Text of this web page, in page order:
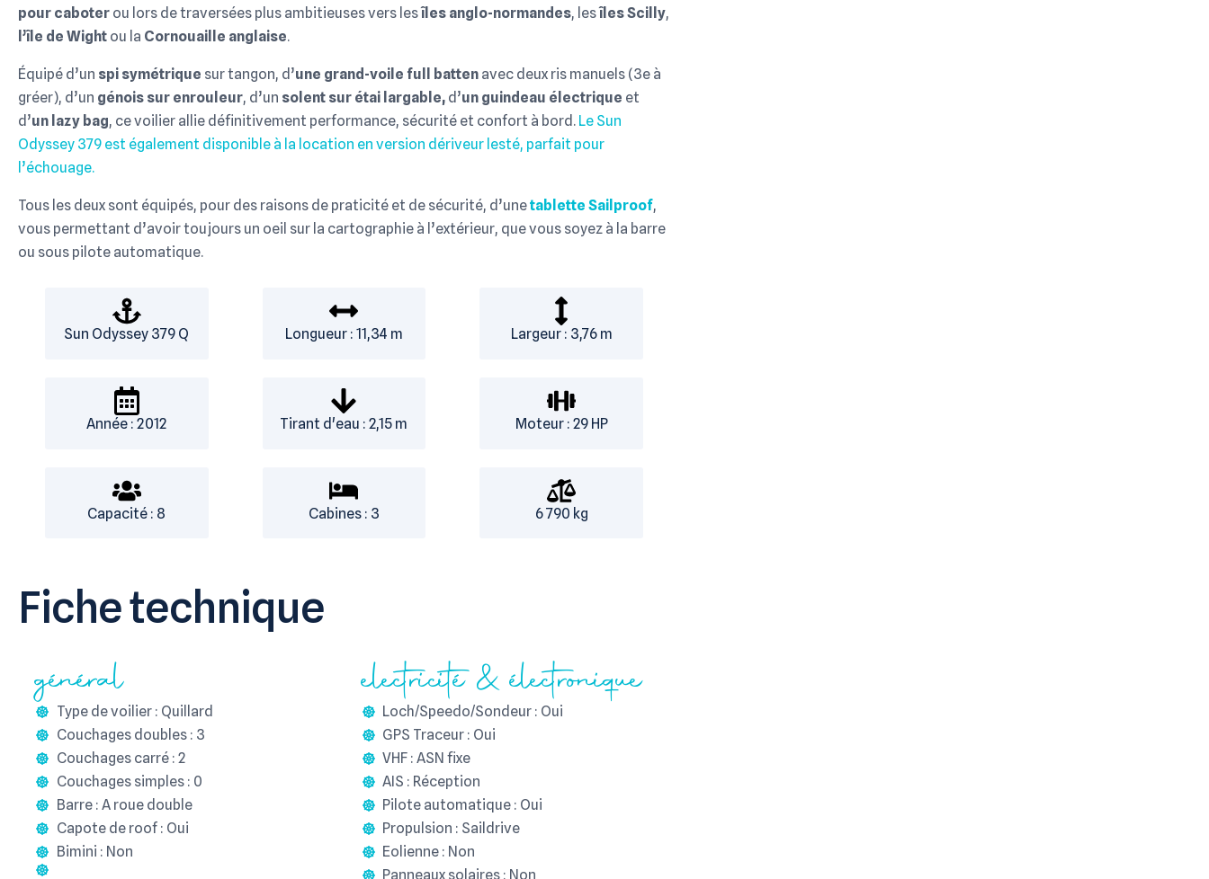
pour caboter ou lors de traversées plus ambitieuses vers lesîles anglo-normandes, lesîles Scilly,
l’île de Wight ou la Cornouaille anglaise.
Équipé d’un spi symétrique sur tangon, d’une grand-voile full batten avec deux ris manuels (3e à
gréer), d’un génois sur enrouleur, d’un solent sur étai largable, d’un guindeau électrique et
d’un lazy bag, ce voilier allie définitivement performance, sécurité et confort à bord. Le Sun
Odyssey 379 est également disponible à la location en version dériveur lesté, parfait pour
l’échouage.
Tous les deux sont équipés, pour des raisons de praticité et de sécurité, d’unetablette Sailproof,
vous permettant d’avoir toujours un oeil sur la cartographie à l’extérieur, que vous soyez à la barre
ou sous pilote automatique.
Sun Odyssey 379 Q Longueur : 11,34 m Largeur : 3,76 m
Année : 2012 Tirant d'eau : 2,15 m Moteur : 29 HP
Capacité : 8 Cabines : 3 6 790 kg
Fiche technique
général
Type de voilier : Quillard
Couchages doubles : 3
Couchages carré : 2
Couchages simples : 0
Barre : A roue double
Capote de roof : Oui
Bimini : Non
electricité & électronique
Loch/Speedo/Sondeur : Oui
GPS Traceur : Oui
VHF : ASN fixe
AIS : Réception
Pilote automatique : Oui
Propulsion : Saildrive
Eolienne : Non
Panneaux solaires : Non